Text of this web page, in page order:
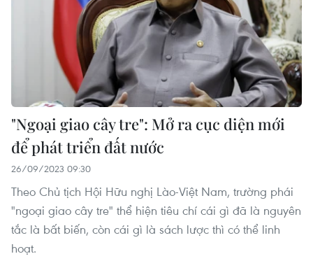
"Ngoại giao cây tre": Mở ra cục diện mới
để phát triển đất nước
26/09/2023 09:30
Theo Chủ tịch Hội Hữu nghị Lào-Việt Nam, trường phái
"ngoại giao cây tre" thể hiện tiêu chí cái gì đã là nguyên
tắc là bất biến, còn cái gì là sách lược thì có thể linh
hoạt.